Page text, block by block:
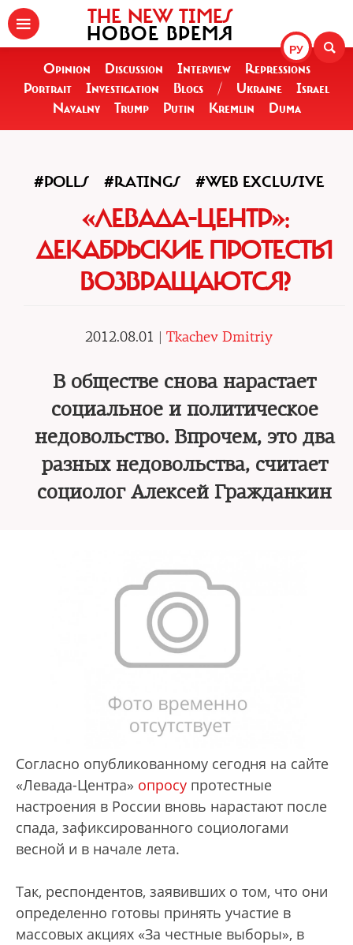
РУ
THE NEW TIMES
НОВОЕ ВРЕМЯ
Opinion Discussion Interview
Repressions
Portrait
Investigation Blogs / Ukraine
Israel
Navalny
Trump Putin Kremlin Duma
#POLLS #RATINGS #WEB EXCLUSIVE
«ЛЕВАДА-ЦЕНТР»:
ДЕКАБРЬСКИЕ ПРОТЕСТЫ
ВОЗВРАЩАЮТСЯ?
2012.08.01 | Tkachev Dmitriy
В обществе снова нарастает
социальное и политическое
недовольство. Впрочем, это два
разных недовольства, считает
социолог Алексей Гражданкин
Согласно опубликованному сегодня на сайте
«Левада-Центра» опросу протестные
настроения в России вновь нарастают после
спада, зафиксированного социологами
весной и в начале лета.
Так, респондентов, заявивших о том, что они
определенно готовы принять участие в
массовых акциях «За честные выборы», в